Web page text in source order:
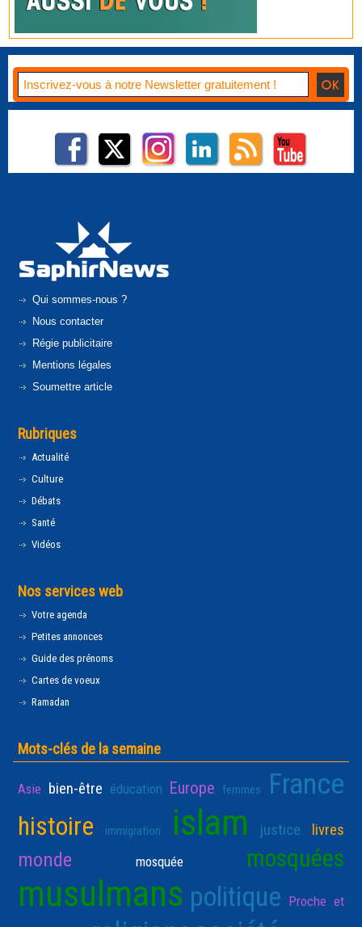
Qui sommes-nous ?
Nous contacter
Régie publicitaire
Mentions légales
Soumettre article
Rubriques
Actualité
Culture
Débats
Santé
Vidéos
Nos services web
Votre agenda
Petites annonces
Guide des prénoms
Cartes de voeux
Ramadan
Mots-clés de la semaine
Asie bien-être éducation Europe femmes France
histoire immigration islam justice livres
monde mosquée mosquées
musulmans politique Proche et